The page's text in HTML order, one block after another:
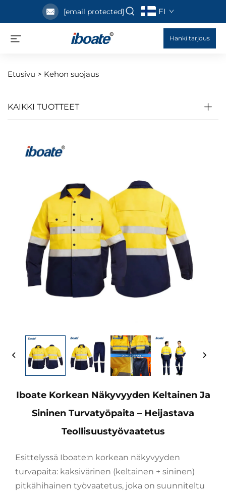
[email protected] FI
Hanki tarjous
Etusivu > Kehon suojaus
KAIKKI TUOTTEET
Iboate Korkean Näkyvyyden Keltainen Ja
Sininen Turvatyöpaita – Heijastava
Teollisuustyövaatetus
Esittelyssä Iboate:n korkean näkyvyyden
turvapaita: kaksivärinen (keltainen + sininen)
pitkähihainen työvaatetus, joka on suunniteltu